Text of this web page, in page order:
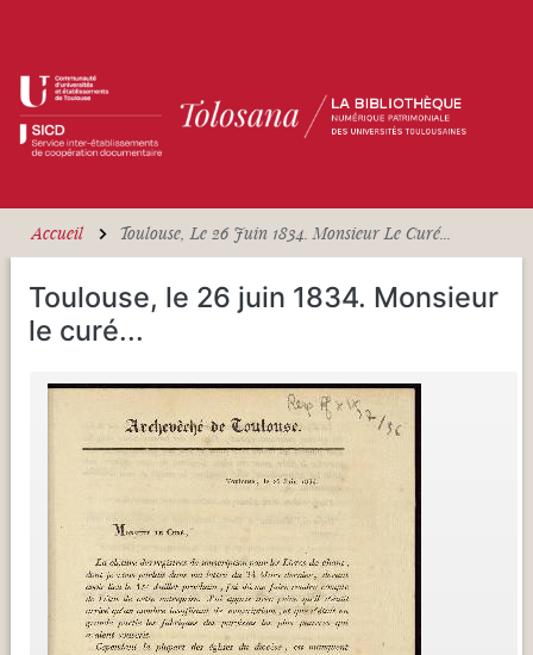
Accueil Toulouse, Le 26 Juin 1834. Monsieur Le Curé...
Toulouse, le 26 juin 1834. Monsieur
le curé...